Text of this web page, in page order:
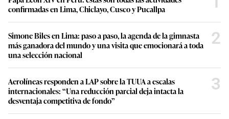
confirmadas en Lima, Chiclayo, Cusco y Pucallpa
Simone Biles en Lima: paso a paso, la agenda de la gimnasta
más ganadora del mundo y una visita que emocionará a toda
una selección nacional
2
Aerolíneas responden a LAP sobre la TUUA a escalas
internacionales: “Una reducción parcial deja intacta la
desventaja competitiva de fondo”
3